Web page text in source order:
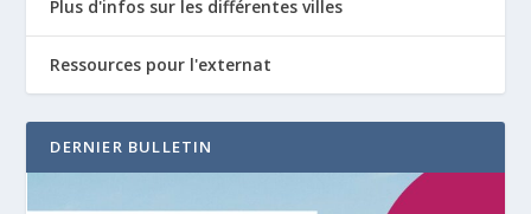
Plus d'infos sur les différentes villes
Ressources pour l'externat
DERNIER BULLETIN